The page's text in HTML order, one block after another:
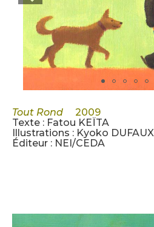
Tout Rond
2009
Texte : Fatou KEÏTA
Illustrations : Kyoko DUFAUX
Éditeur : NEI/CEDA